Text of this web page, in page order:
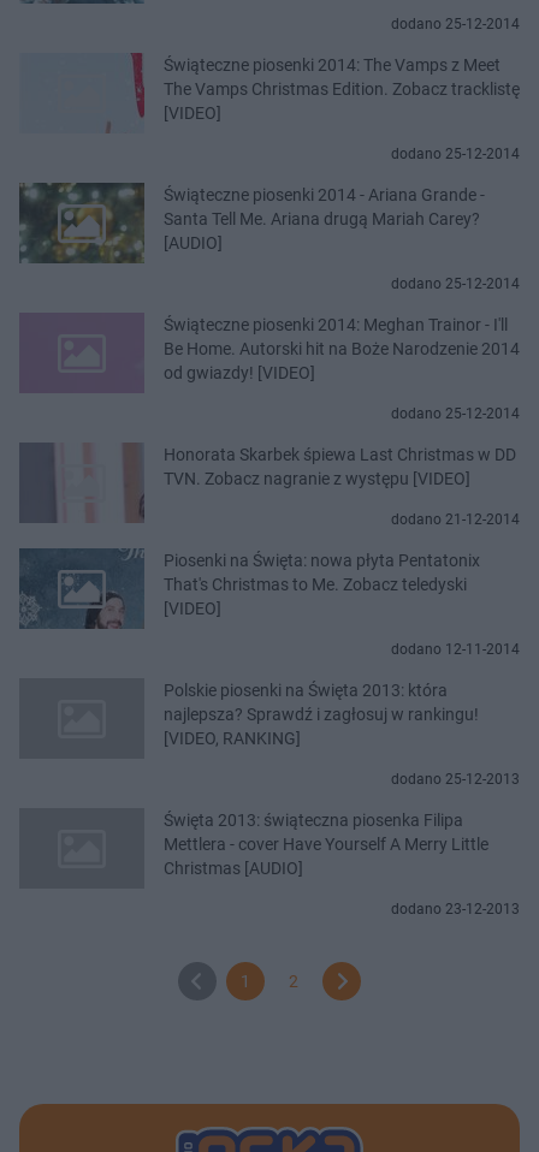
dodano 25-12-2014
Świąteczne piosenki 2014: The Vamps z Meet
The Vamps Christmas Edition. Zobacz tracklistę
[VIDEO]
dodano 25-12-2014
Świąteczne piosenki 2014 - Ariana Grande -
Santa Tell Me. Ariana drugą Mariah Carey?
[AUDIO]
dodano 25-12-2014
Świąteczne piosenki 2014: Meghan Trainor - I'll
Be Home. Autorski hit na Boże Narodzenie 2014
od gwiazdy! [VIDEO]
dodano 25-12-2014
Honorata Skarbek śpiewa Last Christmas w DD
TVN. Zobacz nagranie z występu [VIDEO]
dodano 21-12-2014
Piosenki na Święta: nowa płyta Pentatonix
That's Christmas to Me. Zobacz teledyski
[VIDEO]
dodano 12-11-2014
Polskie piosenki na Święta 2013: która
najlepsza? Sprawdź i zagłosuj w rankingu!
[VIDEO, RANKING]
dodano 25-12-2013
Święta 2013: świąteczna piosenka Filipa
Mettlera - cover Have Yourself A Merry Little
Christmas [AUDIO]
dodano 23-12-2013
1 2